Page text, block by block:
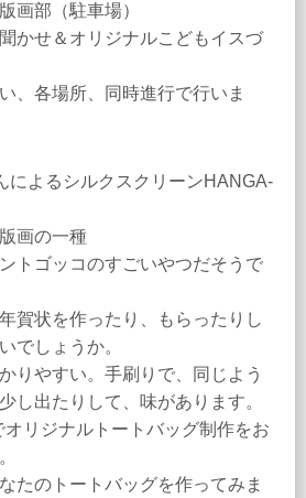
画部（駐車場）
かせ＆オリジナルこどもイスづ
、各場所、同時進行で行いま
によるシルクスクリーンHANGA-
画の一種
トゴッコのすごいやつだそうで
賀状を作ったり、もらったりし
でしょうか。
りやすい。手刷りで、同じよう
し出たりして、味があります。
リジナルトートバッグ制作をお
たのトートバッグを作ってみま